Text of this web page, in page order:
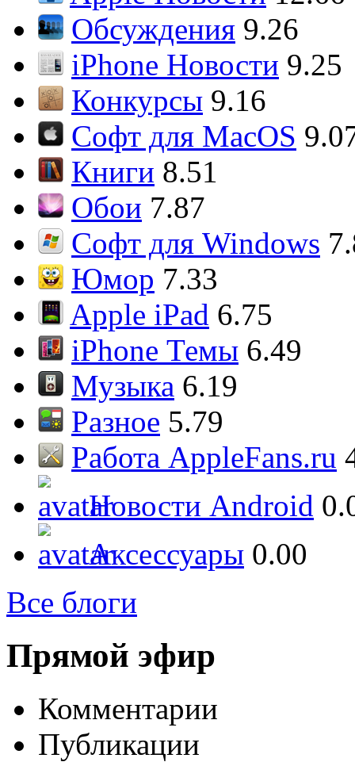
Обсуждения 9.26
iPhone Новости 9.25
Конкурсы 9.16
Софт для MacOS
Книги 8.51
Обои 7.87
Софт для Windows
Юмор 7.33
Apple iPad 6.75
iPhone Темы 6.49
Музыка 6.19
Разное 5.79
Работа AppleFans.ru
Новости Android
Аксессуары 0.00
Все блоги
Прямой эфир
Комментарии
Публикации